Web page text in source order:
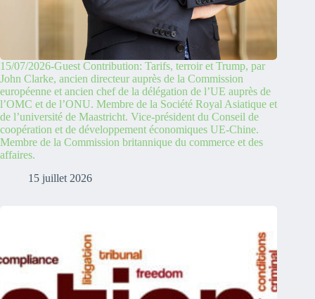
15/07/2026-Guest Contribution: Tarifs, terroir et Trump, par
John Clarke, ancien directeur auprès de la Commission
européenne et ancien chef de la délégation de l’UE auprès de
l’OMC et de l’ONU. Membre de la Société Royal Asiatique et
de l’université de Maastricht. Vice-président du Conseil de
coopération et de développement économiques UE-Chine.
Membre de la Commission britannique du commerce et des
affaires.
15 juillet 2026